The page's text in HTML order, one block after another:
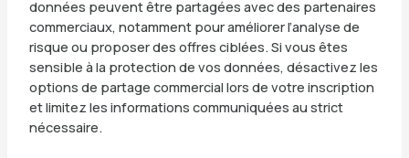
données peuvent être partagées avec des partenaires
commerciaux, notamment pour améliorer l’analyse de
risque ou proposer des offres ciblées. Si vous êtes
sensible à la protection de vos données, désactivez les
options de partage commercial lors de votre inscription
et limitez les informations communiquées au strict
nécessaire.